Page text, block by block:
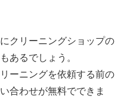
クリーニングショップの
あるでしょう。
ーニングを依頼する前の
合わせが無料でできま